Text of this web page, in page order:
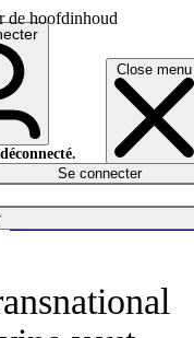
de hoofdinhoud
Close menu
Se connecter